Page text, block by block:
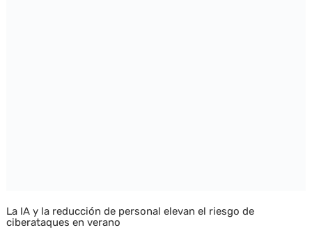
La IA y la reducción de personal elevan el riesgo de
ciberataques en verano